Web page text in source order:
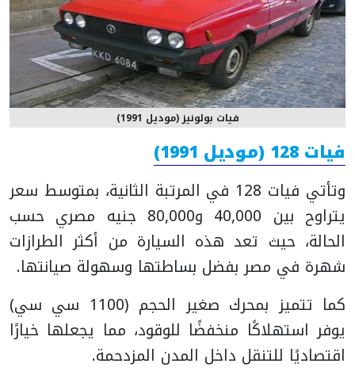
فيات بولونيز (موديل 1991)
فيات 128 (موديل 1991)
وتأتي فيات 128 في المرتبة الثانية، بمتوسط سعر
يتراوح بين 40,000 و80,000 جنيه مصري حسب
الحالة، حيث تعد هذه السيارة من أكثر الطرازات
شهرة في مصر بفضل بساطتها وسهولة صيانتها.
كما تتميز بمحرك صغير الحجم (1100 سي سي)
يوفر استهلاكًا منخفضًا للوقود، مما يجعلها خيارًا
اقتصاديًا للتنقل داخل المدن المزدحمة.